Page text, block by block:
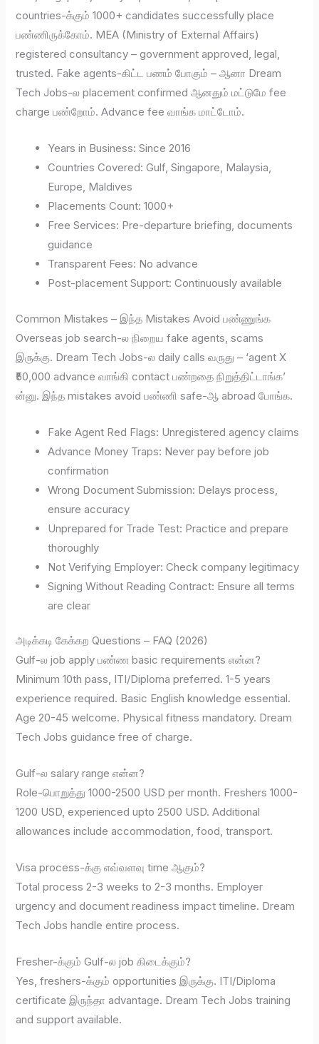
countries-க்கும் 1000+ candidates successfully place
பண்ணிருக்கோம். MEA (Ministry of External Affairs)
registered consultancy – government approved, legal,
trusted. Fake agents-கிட்ட பணம் போகும் – ஆனா Dream
Tech Jobs-ல placement confirmed ஆனதும் மட்டுமே fee
charge பண்றோம். Advance fee வாங்க மாட்டோம்.
Years in Business: Since 2016
Countries Covered: Gulf, Singapore, Malaysia,
Europe, Maldives
Placements Count: 1000+
Free Services: Pre-departure briefing, documents
guidance
Transparent Fees: No advance
Post-placement Support: Continuously available
Common Mistakes – இந்த Mistakes Avoid பண்ணுங்க
Overseas job search-ல நிறைய fake agents, scams
இருக்கு. Dream Tech Jobs-ல daily calls வருது – ‘agent X
₹50,000 advance வாங்கி contact பண்றதை நிறுத்திட்டாங்க’
ன்னு. இந்த mistakes avoid பண்ணி safe-ஆ abroad போங்க.
Fake Agent Red Flags: Unregistered agency claims
Advance Money Traps: Never pay before job
confirmation
Wrong Document Submission: Delays process,
ensure accuracy
Unprepared for Trade Test: Practice and prepare
thoroughly
Not Verifying Employer: Check company legitimacy
Signing Without Reading Contract: Ensure all terms
are clear
அடிக்கடி கேக்கற Questions – FAQ (2026)
Gulf-ல job apply பண்ண basic requirements என்ன?
Minimum 10th pass, ITI/Diploma preferred. 1-5 years
experience required. Basic English knowledge essential.
Age 20-45 welcome. Physical fitness mandatory. Dream
Tech Jobs guidance free of charge.
Gulf-ல salary range என்ன?
Role-பொறுத்து 1000-2500 USD per month. Freshers 1000-
1200 USD, experienced upto 2500 USD. Additional
allowances include accommodation, food, transport.
Visa process-க்கு எவ்வளவு time ஆகும்?
Total process 2-3 weeks to 2-3 months. Employer
urgency and document readiness impact timeline. Dream
Tech Jobs handle entire process.
Fresher-க்கும் Gulf-ல job கிடைக்கும்?
Yes, freshers-க்கும் opportunities இருக்கு. ITI/Diploma
certificate இருந்தா advantage. Dream Tech Jobs training
and support available.